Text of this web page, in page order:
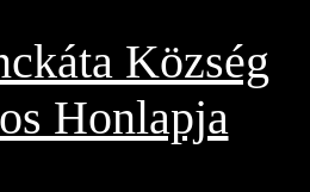
Község
Honlapja